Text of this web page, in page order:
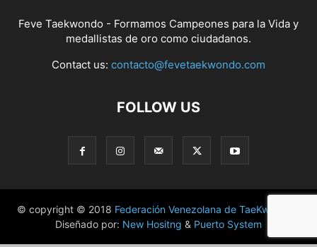
Feve Taekwondo - Formamos Campeones para la Vida y
medallistas de oro como ciudadanos.
Contact us: contacto@fevetaekwondo.com
FOLLOW US
© copyright © 2018 Federación Venezolana de TaeKwonDo
Diseñado por: New Hositng & Puerto System